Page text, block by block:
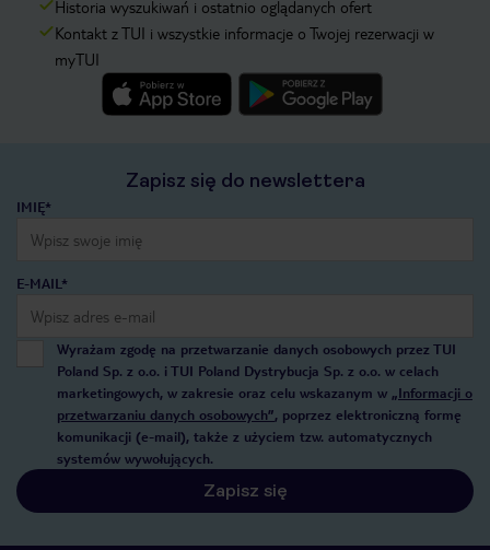
Historia wyszukiwań i ostatnio oglądanych ofert
Kontakt z TUI i wszystkie informacje o Twojej rezerwacji w
myTUI
Zapisz się do newslettera
IMIĘ*
E-MAIL*
Wyrażam zgodę na przetwarzanie danych osobowych przez TUI
Poland Sp. z o.o. i TUI Poland Dystrybucja Sp. z o.o. w celach
marketingowych, w zakresie oraz celu wskazanym w „Informacji o
przetwarzaniu danych osobowych”, poprzez elektroniczną formę
komunikacji (e-mail), także z użyciem tzw. automatycznych
systemów wywołujących.
Zapisz się